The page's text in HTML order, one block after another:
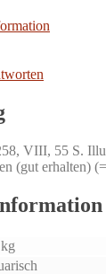
VIII, 55 S.
(gut erhalten)